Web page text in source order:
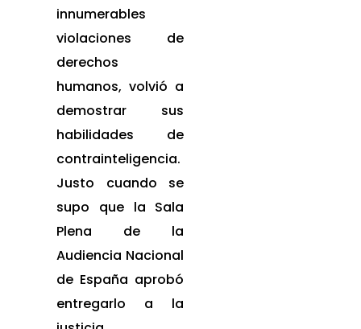
innumerables
violaciones de
derechos
humanos, volvió a
demostrar sus
habilidades de
contrainteligencia.
Justo cuando se
supo que la Sala
Plena de la
Audiencia Nacional
de España aprobó
entregarlo a la